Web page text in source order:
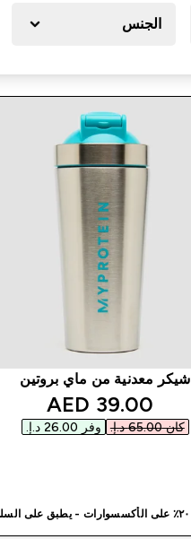
الجنس
شيكر معدنية من ماي بروتين
discounted price
39.00 AED‎
كان ‏65.00 د.إ.‏‎ وفر ‏26.00 د.إ.‏‎